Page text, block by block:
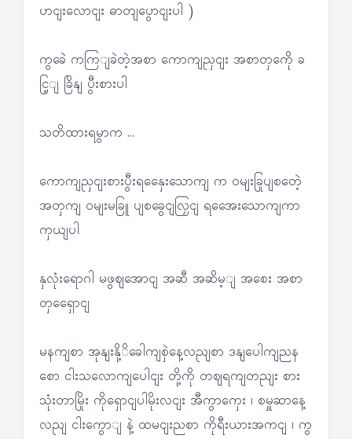
ဟငျးလောငျး ဓာတျပွောငျးပါ )
ကွခေဲ ကကြျခဲတဲ့အစာ ကောကျညှငျး အစာတှကေို ခ
ငြ့ျ ခြိနျ ပွီးစားပါ
သတိထားရမွာက …
ကောကျညှငျးစားပွီးရနှေေးသောကျ က ဝမျးခြုပျစတေဲ့
အတှကျ ဝမျးမခြူ ပျစခွေငျလြှငျ ရအေေးသောကျကာ
ကှယျပါ
နှလုံးရောဂါ မဖွဈအောငျ အဆီ အဆိမ့ျ အစေး အစာ
တှရှေောငျ
မနကျစာ အုနျးနို့ိခေါကျစှဲနေ့လညျစာ ဒနျပေါကျညန
စော ငါးသလောကျပေါငျး တို့ကို တဈရကျတညျး စား
သုံးတာမြိုး ကိုရှောငျပါမိုးလငျး အီကွာကှေး ၊ စမှူဆာနေ့
လညျ ငါးကွောျ နဲ့ ထမငျးညစာ ကိုရီးယားအကငျ ၊ ကွ